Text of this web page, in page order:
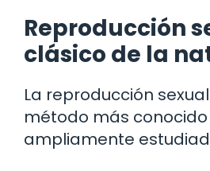
Reproducción
clásico de la
La reproducción
método más conocido
ampliamente